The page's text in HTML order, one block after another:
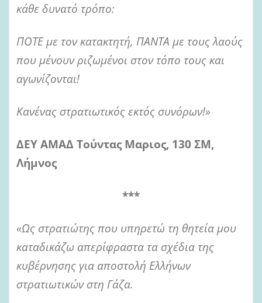
κάθε δυνατό τρόπο:
ΠΟΤΕ με τον κατακτητή, ΠΑΝΤΑ με τους λαούς
που μένουν ριζωμένοι στον τόπο τους και
αγωνίζονται!
Κανένας στρατιωτικός εκτός συνόρων!»
ΔΕΥ ΑΜΑΔ Τούντας Μαριος, 130 ΣΜ,
Λήμνος
***
«Ως στρατιώτης που υπηρετώ τη θητεία μου
καταδικάζω απερίφραστα τα σχέδια της
κυβέρνησης για αποστολή Ελλήνων
στρατιωτικών στη Γάζα.